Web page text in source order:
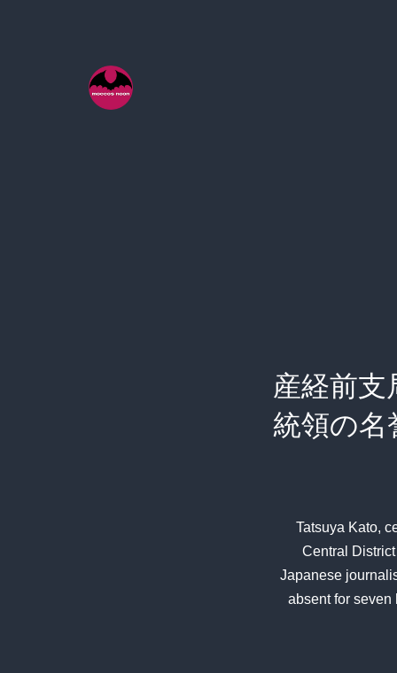
産経前支
統領の名
Tatsuya Kato,
Central
Japanese
absent for seven